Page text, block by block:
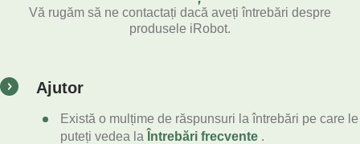
Vă rugăm să ne contactați dacă aveți întrebări despre
produsele iRobot.
Ajutor
Există o mulțime de răspunsuri la întrebări pe care le
puteți vedea la Întrebări frecvente .